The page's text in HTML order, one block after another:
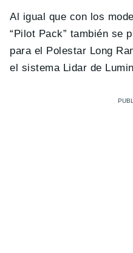
Al igual que con los
“Pilot Pack” también se
para el Polestar Long
el sistema Lidar de